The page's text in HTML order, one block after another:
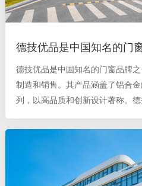
德技优品是中国知名的门
德技优品是中国知名的门窗品牌
制造和销售。其产品涵盖了铝合
列，以高品质和创新设计著称。
赢得了良好的市场口碑